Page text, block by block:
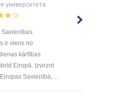
университета
Savienības
ir viens no
kārtības
Eiropā. Izvirzot
Savienībā, ...